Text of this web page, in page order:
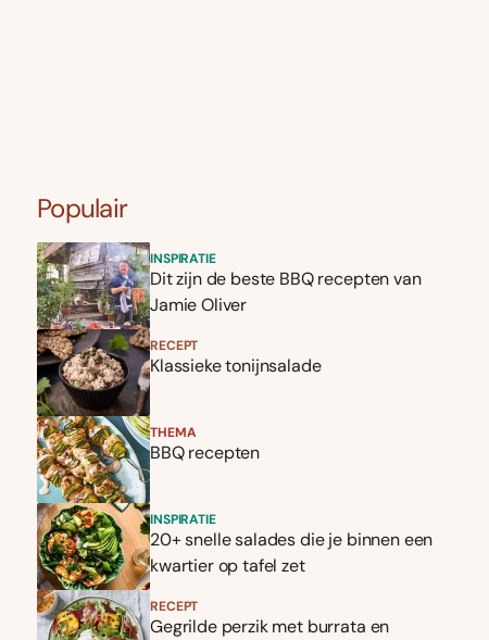
Populair
INSPIRATIE
Dit zijn de beste BBQ recepten van
Jamie Oliver
RECEPT
Klassieke tonijnsalade
THEMA
BBQ recepten
INSPIRATIE
20+ snelle salades die je binnen een
kwartier op tafel zet
RECEPT
Gegrilde perzik met burrata en